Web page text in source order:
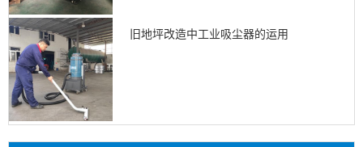
旧地坪改造中工业吸尘器的运用